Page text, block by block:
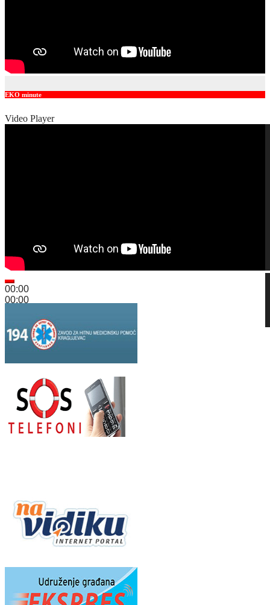
EKO minute
Video Player
00:00
00:00